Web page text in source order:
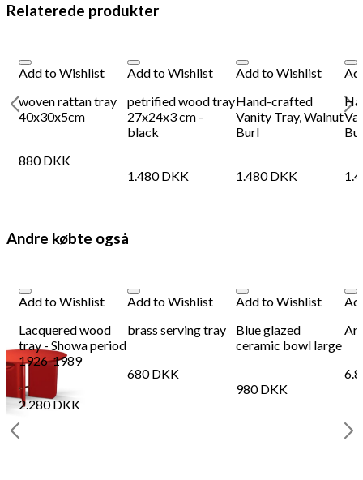
Relaterede produkter
Add to Wishlist
woven rattan tray
40x30x5cm
880DKK
Add to Wishlist
petrified wood tray
27x24x3 cm -
black
1.480DKK
Add to Wishlist
Hand-crafted
Vanity Tray, Walnut
Burl
1.480DKK
Andre købte også
Add to Wishlist
Lacquered wood
tray - Showa period
1926-1989
2.280DKK
Add to Wishlist
brass serving tray
680DKK
Add to Wishlist
Blue glazed
ceramic bowl large
980DKK